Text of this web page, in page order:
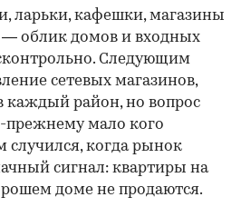
ларьки, кафешки, магазины
— облик домов и входных
Следующим
сетевых магазинов,
каждый район, но вопрос
прежнему мало кого
случился, когда рынок
сигнал: квартиры на
доме не продаются.